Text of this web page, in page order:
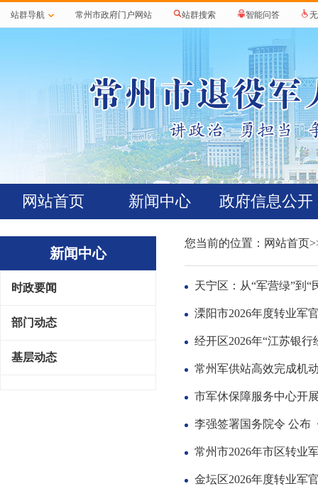
站群导航 常州市政府门户网站 站群搜索 智能问答
网站首页 新闻中心 政府信息公开
新闻中心
时政要闻
部门动态
基层动态
您当前的位置： 网站首页
天宁区：从“军营绿”到“
溧阳市2026年度转业军
经开区2026年“江苏银
常州军供站高效完成机
市军休保障服务中心开
李强签署国务院令 公布
常州市2026年市区转业
金坛区2026年度转业军